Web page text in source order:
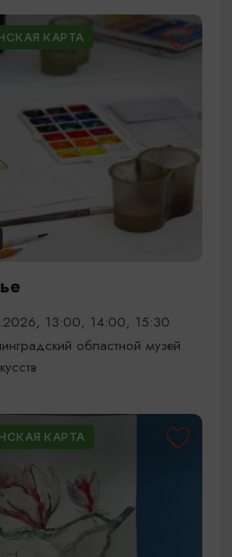
КАРТА
13:00, 14:00, 15:30
областной музей
КАРТА